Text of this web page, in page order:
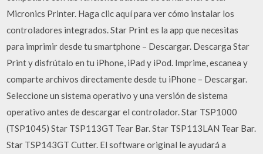
Micronics Printer. Haga clic aquí para ver cómo instalar los
controladores integrados. Star Print es la app que necesitas
para imprimir desde tu smartphone – Descargar. Descarga Star
Print y disfrútalo en tu iPhone, iPad y iPod. Imprime, escanea y
comparte archivos directamente desde tu iPhone – Descargar.
Seleccione un sistema operativo y una versión de sistema
operativo antes de descargar el controlador. Star TSP1000
(TSP1045) Star TSP113GT Tear Bar. Star TSP113LAN Tear Bar.
Star TSP143GT Cutter. El software original le ayudará a